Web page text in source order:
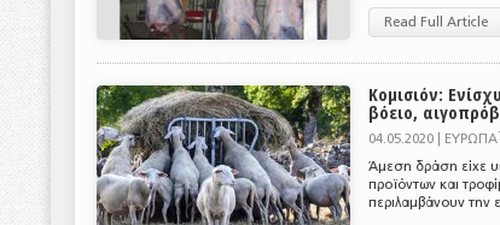
Read Full Article
Κομισιόν:
βόειο,
04.05.2020 |
Άμεση δράση είχε
προϊόντων και
περιλαμβάνουν την